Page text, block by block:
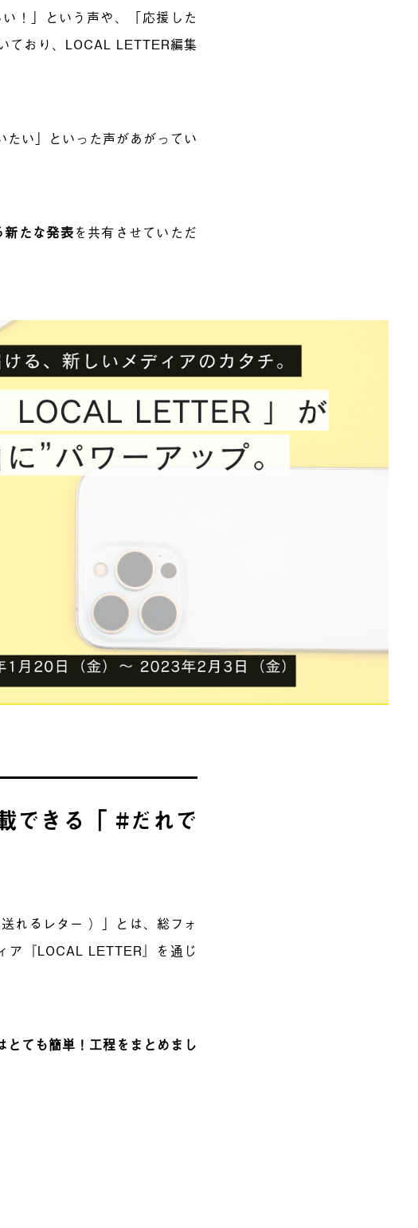
！」という声や、「応援した
ており、LOCAL LETTER編集
たい」といった声があがってい
たな発表を共有させていただ
できる「 #だれで
れるレター ）」とは、総フォ
ア『LOCAL LETTER』を通じ
ても簡単！工程をまとめまし